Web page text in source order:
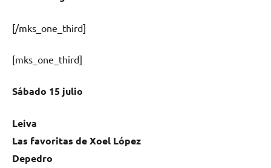
[/mks_one_third]
[mks_one_third]
Sábado 15 julio
Leiva
Las favoritas de Xoel López
Depedro